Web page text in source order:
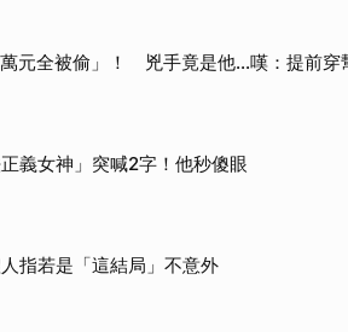
元全被偷」！ 兇手竟是他...嘆：提前穿
義女神」突喊2字！他秒傻眼
指若是「這結局」不意外